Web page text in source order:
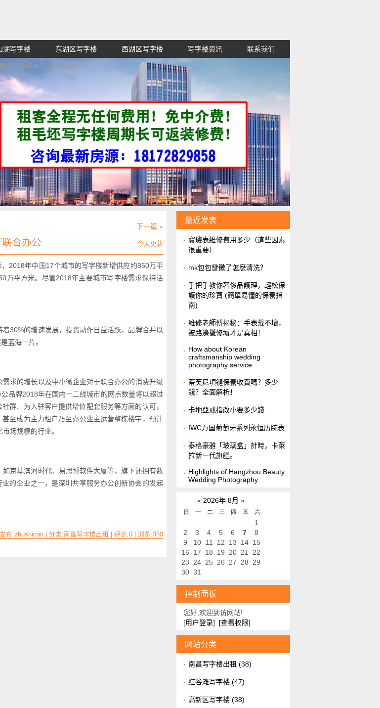
高档高级超甲级办公室信息网,买纯价格租金便宜,高新区红谷滩西湖东湖青山
湖写字楼 东湖区写字楼 西湖区写字楼 写字楼资讯 联系我们
楼市场的未来在于联合办公
下一篇 »
今天更新
合办公
2018年中国17个城市的写字楼新增供应约850万平
万平方米。尽管2018年主要城市写字楼需求保持活
30%的增速发展，投资动作日益活跃、品牌合并以
蓝海一片。
求的增长以及中小微企业对于联合办公的消费升级
品牌2018年在国内一二线城市的网点数量将以超过
群、为入驻客户提供增值配套服务等方面的认可，
至成为主力租户乃至办公业主运营整栋楼宇，预计
场规模的行业。
京基滨河时代、易思博软件大厦等，旗下还拥有数
的企业之一，是深圳共享服务办公创新协会的发起
发布:zhushican | 分类:南昌写字楼出租 | 评论:0 | 浏览:350
最近发表
​寶璣表維修費用多少（這些因素
很重要）
​mk包包發黴了怎麽清洗？
​手把手教你奢侈品護理，輕松保
護你的珍寶 (簡單易懂的保養指
南)
維修老師傅揭秘：手表戴不壞，
被路邊攤修壞才是真相！
How about Korean
craftsmanship wedding
photography service
​蒂芙尼項鏈保養收費嗎？多少
錢？全面解析！
​卡地亞戒指改小要多少錢
IWC万国葡萄牙系列永恒历腕表
泰格豪雅「玻璃盒」計時，卡萊
拉新一代旗艦。
Highlights of Hangzhou Beauty
Wedding Photography
« 2026年 8月 »
日 一 二 三 四 五 六
1
2
3 4 5 6 7
8
9
10 11 12 13 14 15
16
17 18 19 20 21
22
23
24 25 26 27 28
29
30 31
控制面板
您好,欢迎到访网站!
[用户登录]
[查看权限]
网站分类
南昌写字楼出租 (38)
红谷滩写字楼 (47)
高新区写字楼 (38)